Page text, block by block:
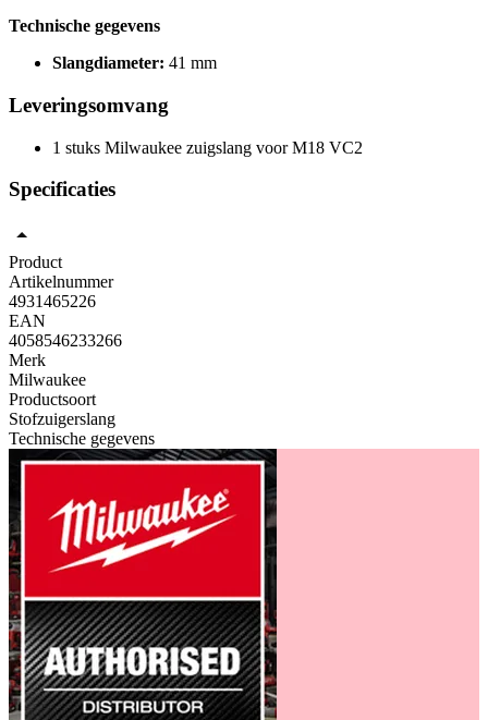
Technische gegevens
Slangdiameter: 41 mm
Leveringsomvang
1 stuks Milwaukee zuigslang voor M18 VC2
Specificaties
Product
Artikelnummer
4931465226
EAN
4058546233266
Merk
Milwaukee
Productsoort
Stofzuigerslang
Technische gegevens